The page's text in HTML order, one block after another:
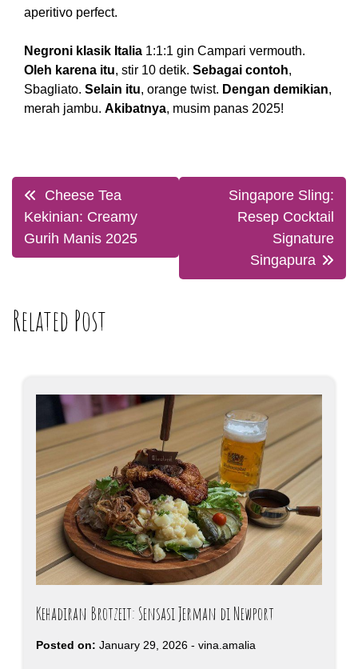
aperitivo perfect.
Negroni klasik Italia 1:1:1 gin Campari vermouth.
Oleh karena itu, stir 10 detik. Sebagai contoh,
Sbagliato. Selain itu, orange twist. Dengan demikian,
merah jambu. Akibatnya, musim panas 2025!
Post
navigation
Cheese Tea
Kekinian: Creamy
Gurih Manis 2025
Singapore Sling:
Resep Cocktail
Signature
Singapura
Related Post
Kehadiran Brotzeit: Sensasi Jerman di Newport
Posted on: January 29, 2026 - vina.amalia